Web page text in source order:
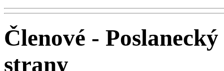
Členové -
strany